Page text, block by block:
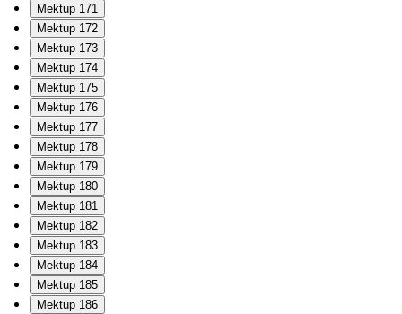
Mektup 171
Mektup 172
Mektup 173
Mektup 174
Mektup 175
Mektup 176
Mektup 177
Mektup 178
Mektup 179
Mektup 180
Mektup 181
Mektup 182
Mektup 183
Mektup 184
Mektup 185
Mektup 186